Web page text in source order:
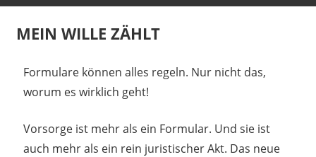
MEIN WILLE ZÄHLT
Formulare können alles regeln. Nur nicht das,
worum es wirklich geht!
Vorsorge ist mehr als ein Formular. Und sie ist
auch mehr als ein rein juristischer Akt. Das neue